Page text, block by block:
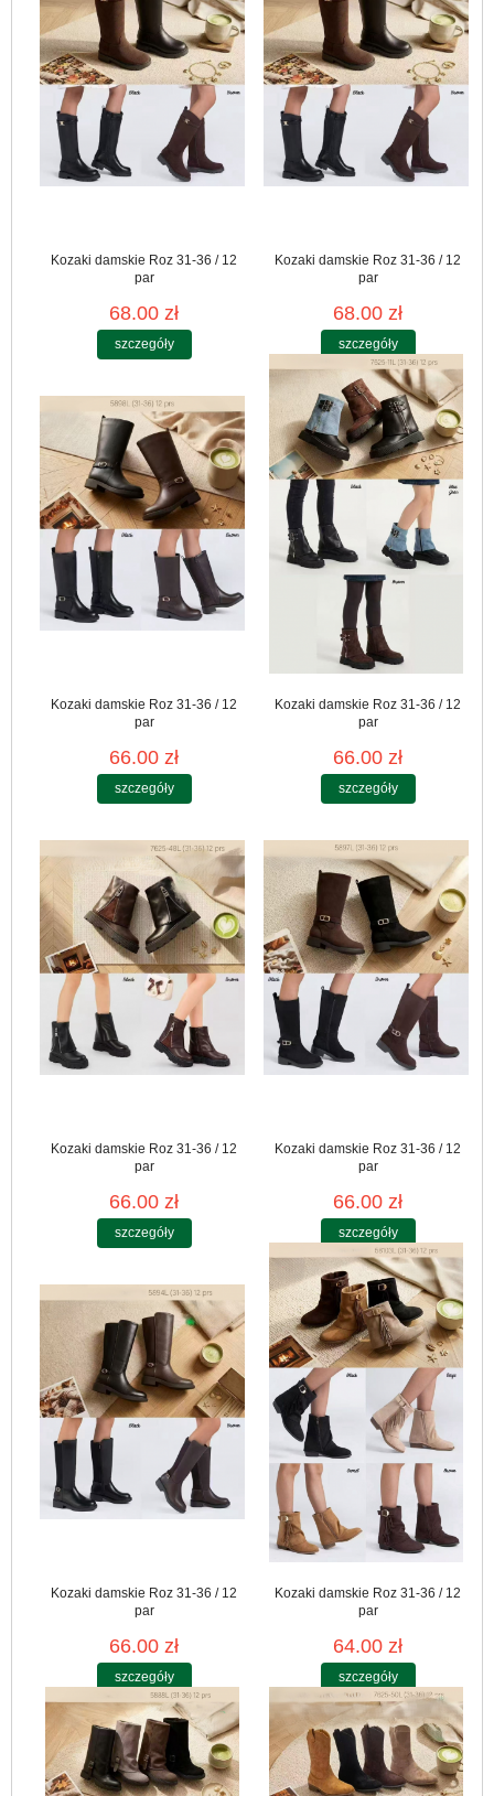
Kozaki damskie Roz 31-36 / 12
par
68.00 zł
szczegóły
Kozaki damskie Roz 31-36 / 12
par
68.00 zł
szczegóły
Kozaki damskie Roz 31-36 / 12
par
66.00 zł
szczegóły
Kozaki damskie Roz 31-36 / 12
par
66.00 zł
szczegóły
Kozaki damskie Roz 31-36 / 12
par
66.00 zł
szczegóły
Kozaki damskie Roz 31-36 / 12
par
66.00 zł
szczegóły
Kozaki damskie Roz 31-36 / 12
par
66.00 zł
szczegóły
Kozaki damskie Roz 31-36 / 12
par
64.00 zł
szczegóły